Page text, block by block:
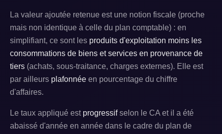
La valeur ajoutée retenue est une notion fiscale (proche
mais non identique à celle du plan comptable) : en
simplifiant, ce sont les produits d'exploitation moins les
consommations de biens et services en provenance de
tiers (achats, sous-traitance, charges externes). Elle est
par ailleurs plafonnée en pourcentage du chiffre
d'affaires.
Le taux appliqué est progressifselon le CA et il a été
abaissé d'année en année dans le cadre du plan de